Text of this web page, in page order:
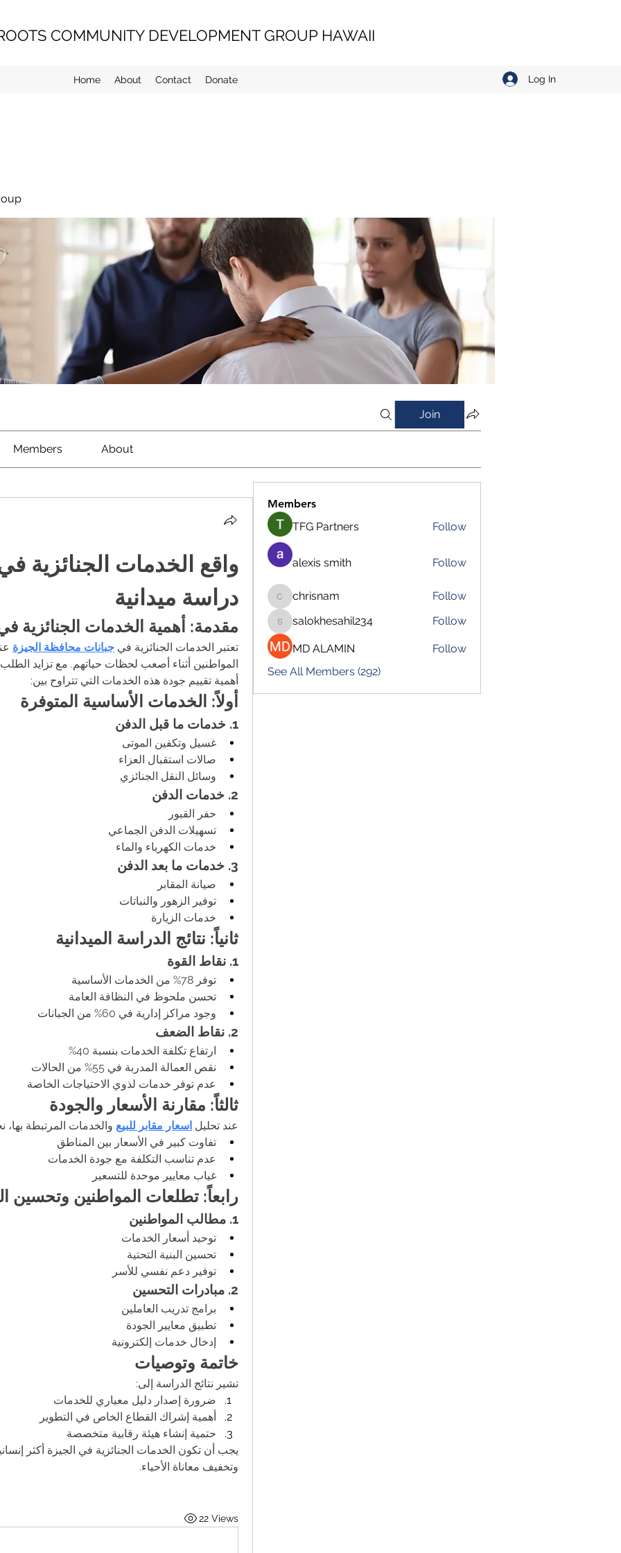
COMMUNITY DEVELOPMENT GROUP HAWAII
Home About Contact Donate Log In
Join
Members About
دراسة ميدانية
مقدمة: أهمية الخدمات الجنائزية
تعتبر الخدمات الجنائزية في جبانات محافظة الجيزة
المواطنين أثناء أصعب لحظات حياتهم. مع تزايد
أهمية تقييم جودة هذه الخدمات التي تتراوح بين:
أولاً: الخدمات الأساسية المتوفرة
1. خدمات ما قبل الدفن
غسيل وتكفين الموتى
صالات استقبال العزاء
وسائل النقل الجنائزي
2. خدمات الدفن
حفر القبور
تسهيلات الدفن الجماعي
خدمات الكهرباء والماء
3. خدمات ما بعد الدفن
صيانة المقابر
توفير الزهور والنباتات
خدمات الزيارة
ثانياً: نتائج الدراسة الميدانية
1. نقاط القوة
توفر 78% من الخدمات الأساسية
تحسن ملحوظ في النظافة العامة
وجود مراكز إدارية في 60% من الجبانات
2. نقاط الضعف
ارتفاع تكلفة الخدمات بنسبة 40%
نقص العمالة المدربة في 55% من الحالات
عدم توفر خدمات لذوي الاحتياجات الخاصة
ثالثاً: مقارنة الأسعار والجودة
عند تحليل اسعار مقابر للبيع والخدمات المرتبطة بها،
تفاوت كبير في الأسعار بين المناطق
عدم تناسب التكلفة مع جودة الخدمات
غياب معايير موحدة للتسعير
رابعاً: تطلعات المواطنين وتحسين
1. مطالب المواطنين
توحيد أسعار الخدمات
تحسين البنية التحتية
توفير دعم نفسي للأسر
2. مبادرات التحسين
برامج تدريب العاملين
تطبيق معايير الجودة
إدخال خدمات إلكترونية
خاتمة وتوصيات
تشير نتائج الدراسة إلى:
ضرورة إصدار دليل معياري للخدمات
أهمية إشراك القطاع الخاص في التطوير
حتمية إنشاء هيئة رقابية متخصصة
وتخفيف معاناة الأحياء.
22 Views
Members
TFG Partners
Follow
alexis smith Follow
chrisnam
chrisnam Follow
salokhesahil234
salokhesahil234 Follow
MD ALAMIN
Follow
See All Members (292)